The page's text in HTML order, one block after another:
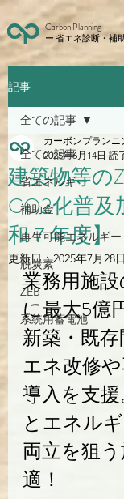
Carbon Planning
ー 省エネ診断・補
記事
全ての記事
省エネルギー
補助金
再生可能エネルギー
脱炭素
ZEB
系統用蓄電池
全ての記事
建築物等の
CO2化普及
和７年度】
カーボンプランニ
2025年6月14日 読
更新日：2025年7月28日
業務用施
に最大5億
新築・既
エネ改修
導入を支
とエネル
両立を狙
適！